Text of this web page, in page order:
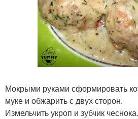
Мокрыми руками сформировать
муке и обжарить с двух сторон.
Измельчить укроп и зубчик чеснока.